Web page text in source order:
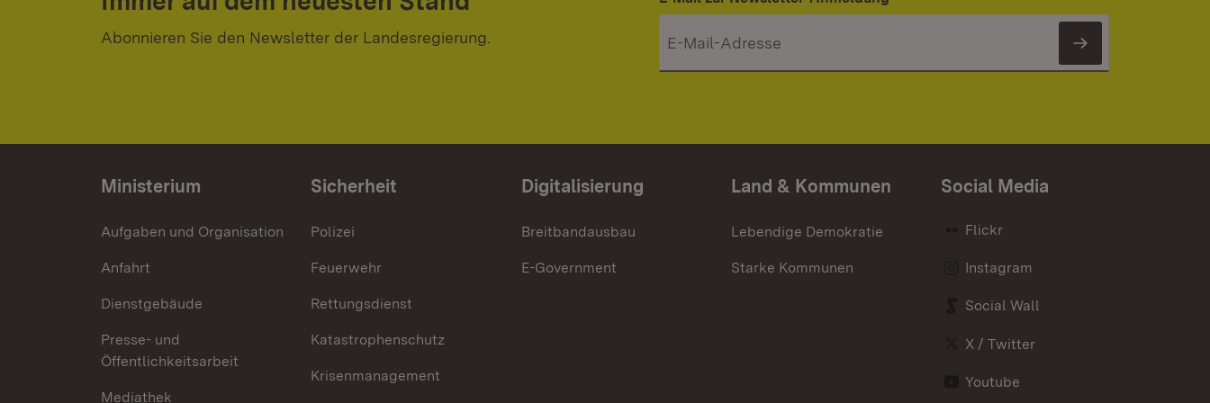
Abonnieren Sie den Newsletter der Landesregierung.
Newsletter
Ministerium
Aufgaben und Organisation
Anfahrt
Dienstgebäude
Presse- und
Öffentlichkeitsarbeit
Mediathek
Sicherheit
Polizei
Feuerwehr
Rettungsdienst
Katastrophenschutz
Krisenmanagement
Digitalisierung
Breitbandausbau
E-Government
Land & Kommunen
Lebendige Demokratie
Starke Kommunen
Social Media
Flickr
Instagram
Social Wall
X / Twitter
Youtube